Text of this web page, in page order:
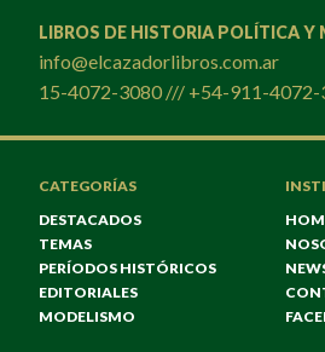
LIBROS DE HISTORIA POLÍTICA Y
info@elcazadorlibros.com.ar
15-4072-3080 /// +54-911-4072-
CATEGORÍAS
DESTACADOS
TEMAS
PERÍODOS HISTÓRICOS
EDITORIALES
MODELISMO